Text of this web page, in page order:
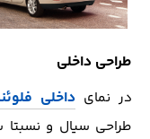
طراحی داخلی
در نمای داخلی
طراحی سیال و نسبتا